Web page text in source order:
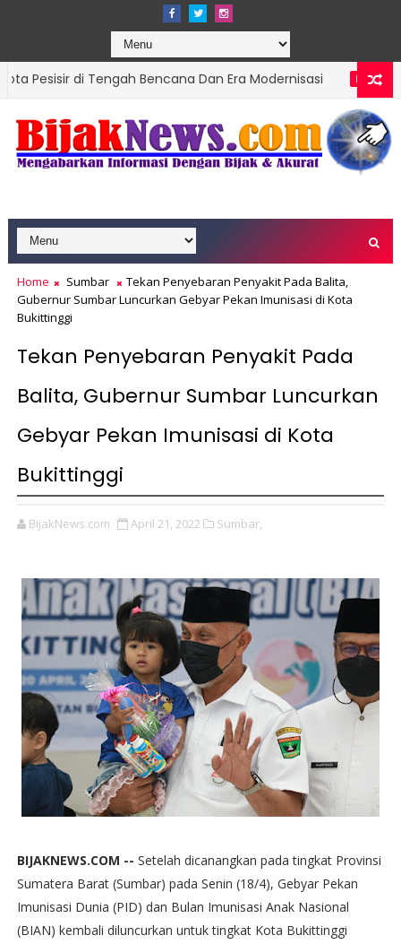
Bencana Dan Era Modernisasi DPRD SUMBAR
Ketua
Home Sumbar
Tekan Penyebaran Penyakit Pada Balita,
Gubernur Sumbar Luncurkan Gebyar Pekan Imunisasi di Kota
Bukittinggi
Tekan Penyebaran Penyakit Pada
Balita, Gubernur Sumbar Luncurkan
Gebyar Pekan Imunisasi di Kota
Bukittinggi
BijakNews.com April 21, 2022 Sumbar,
BIJAKNEWS.COM -- Setelah dicanangkan pada tingkat Provinsi
Sumatera Barat (Sumbar) pada Senin (18/4), Gebyar Pekan
Imunisasi Dunia (PID) dan Bulan Imunisasi Anak Nasional
(BIAN) kembali diluncurkan untuk tingkat Kota Bukittinggi